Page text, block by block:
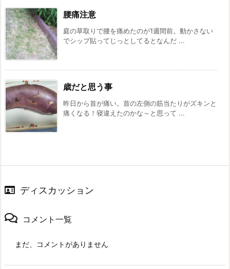
腰痛注意
庭の草取りで腰を痛めたのが1週間前。動かさない
でシップ貼ってじっとしてるとなんだ ...
歳だと思う事
昨日から首が痛い。首の左側の筋当たりがズキンと
痛くなる！寝違えたのかな～と思って ...
ディスカッション
コメント一覧
まだ、コメントがありません